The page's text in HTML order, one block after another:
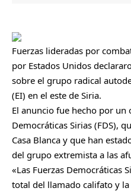
Fuerzas lideradas por
por Estados Unidos
sobre el grupo radical
(EI) en el este de Siria.
El anuncio fue hecho por un
Democráticas Sirias (FDS),
Casa Blanca y que han
del grupo extremista a las
«Las Fuerzas Democráticas
total del llamado califato y